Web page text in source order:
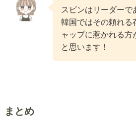
スビンはリーダーで
韓国ではその頼れる
ャップに惹かれる方
と思います！
まとめ